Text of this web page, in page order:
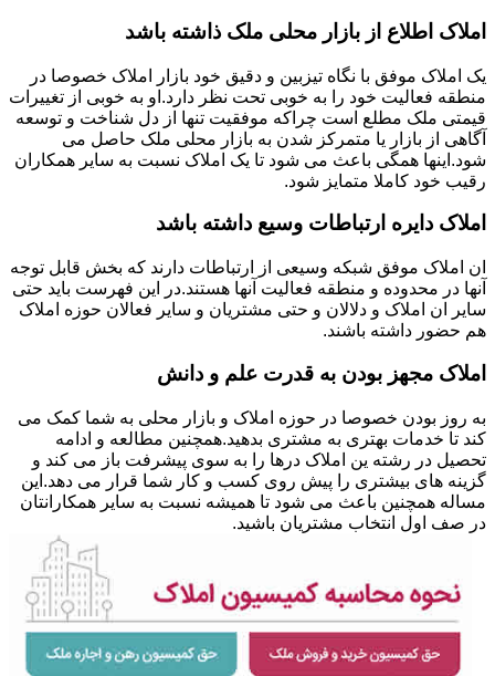
املاک اطلاع از بازار محلی ملک ذاشته باشد
یک املاک موفق با نگاه تیزبین و دقیق خود بازار املاک خصوصا در
منطقه فعالیت خود را به خوبی تحت نظر دارد.او به خوبی از تغییرات
قیمتی ملک مطلع است چراکه موفقیت تنها از دل شناخت و توسعه
آگاهی از بازار یا متمرکز شدن به بازار محلی ملک حاصل می
شود.اینها همگی باعث می شود تا یک املاک نسبت به سایر همکاران
رقیب خود کاملا متمایز شود.
املاک دایره ارتباطات وسیع داشته باشد
ان املاک موفق شبکه وسیعی از ارتباطات دارند که بخش قابل توجه
آنها در محدوده و منطقه فعالیت آنها هستند.در این فهرست باید حتی
سایر ان املاک و دلالان و حتی مشتریان و سایر فعالان حوزه املاک
هم حضور داشته باشند.
املاک مجهز بودن به قدرت علم و دانش
به روز بودن خصوصا در حوزه املاک و بازار محلی به شما کمک می
کند تا خدمات بهتری به مشتری بدهید.همچنین مطالعه و ادامه
تحصیل در رشته ین املاک درها را به سوی پیشرفت باز می کند و
گزینه های بیشتری را پیش روی کسب و کار شما قرار می دهد.این
مساله همچنین باعث می شود تا همیشه نسبت به سایر همکارانتان
در صف اول انتخاب مشتریان باشید.